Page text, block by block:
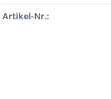
Artikel-Nr.: